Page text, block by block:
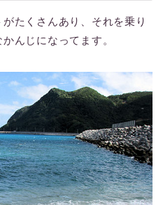
たくさんあり、それを乗り
んじになってます。